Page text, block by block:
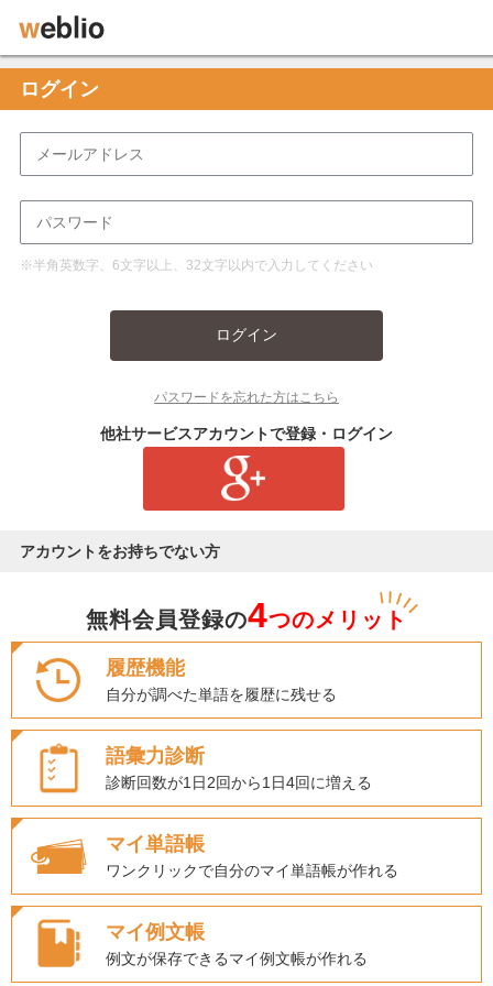
ログイン
※半角英数字、6文字以上、32文字以内で入力してください
ログイン
パスワードを忘れた方はこちら
他社サービスアカウントで登録・ログイン
アカウントをお持ちでない方
無料会員登録の4つのメリット
履歴機能
自分が調べた単語を履歴に残せる
語彙力診断
診断回数が1日2回から1日4回に増える
マイ単語帳
ワンクリックで自分のマイ単語帳が作れる
マイ例文帳
例文が保存できるマイ例文帳が作れる